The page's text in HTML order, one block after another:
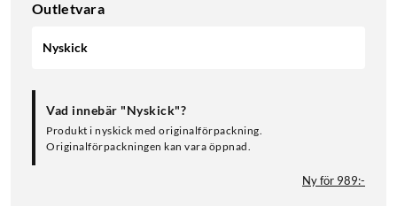
Outletvara
Nyskick
Vad innebär "Nyskick"?
Produkt i nyskick med originalförpackning.
Originalförpackningen kan vara öppnad.
Ny för 989:-